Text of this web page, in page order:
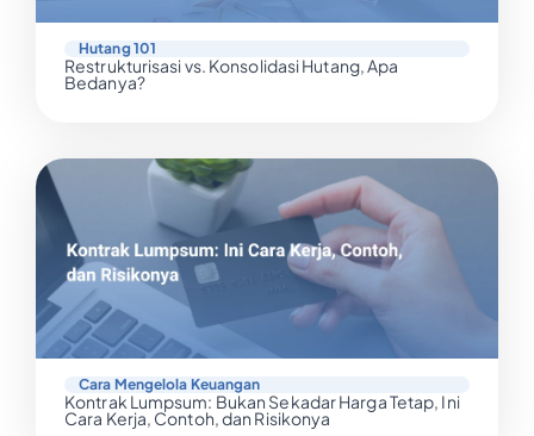
Hutang 101
Restrukturisasi vs. Konsolidasi Hutang, Apa
Bedanya?
Cara Mengelola Keuangan
Kontrak Lumpsum: Bukan Sekadar Harga Tetap, Ini
Cara Kerja, Contoh, dan Risikonya